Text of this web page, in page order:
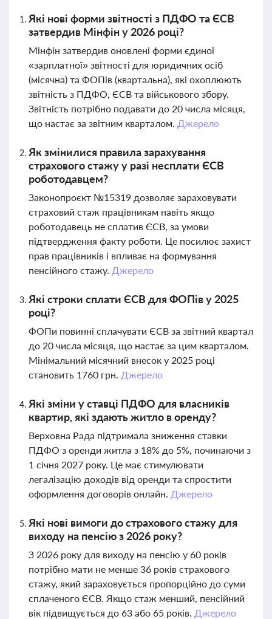
Які нові форми звітності з ПДФО та ЄСВ
затвердив Мінфін у 2026 році?
Мінфін затвердив оновлені форми єдиної
«зарплатної» звітності для юридичних осіб
(місячна) та ФОПів (квартальна), які охоплюють
звітність з ПДФО, ЄСВ та військового збору.
Звітність потрібно подавати до 20 числа місяця,
що настає за звітним кварталом. Джерело
Як змінилися правила зарахування
страхового стажу у разі несплати ЄСВ
роботодавцем?
Законопроєкт №15319 дозволяє зараховувати
страховий стаж працівникам навіть якщо
роботодавець не сплатив ЄСВ, за умови
підтвердження факту роботи. Це посилює захист
прав працівників і впливає на формування
пенсійного стажу. Джерело
Які строки сплати ЄСВ для ФОПів у 2025
році?
ФОПи повинні сплачувати ЄСВ за звітний квартал
до 20 числа місяця, що настає за цим кварталом.
Мінімальний місячний внесок у 2025 році
становить 1760 грн. Джерело
Які зміни у ставці ПДФО для власників
квартир, які здають житло в оренду?
Верховна Рада підтримала зниження ставки
ПДФО з оренди житла з 18% до 5%, починаючи з
1 січня 2027 року. Це має стимулювати
легалізацію доходів від оренди та спростити
оформлення договорів онлайн. Джерело
Які нові вимоги до страхового стажу для
виходу на пенсію з 2026 року?
З 2026 року для виходу на пенсію у 60 років
потрібно мати не менше 36 років страхового
стажу, який зараховується пропорційно до суми
сплаченого ЄСВ. Якщо стаж менший, пенсійний
вік підвищується до 63 або 65 років. Джерело